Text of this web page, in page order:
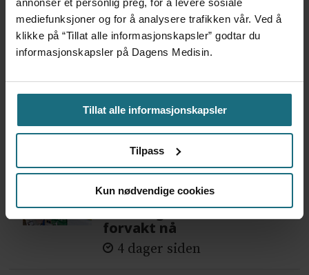
annonser et personlig preg, for å levere sosiale
mediefunksjoner og for å analysere trafikken vår. Ved å
klikke på “Tillat alle informasjonskapsler” godtar du
informasjonskapsler på Dagens Medisin.
Tillat alle informasjonskapsler
Tilpass
Kun nødvendige cookies
Mest lest siste syv dager:
Vi trenger en grunnlov for
psykisk helsehjelp
3 dager siden
Flytter oppgaver og
frigjør tid for
helsepersonell: – Det er
helt magisk å være
forvakt nå
4 dager siden